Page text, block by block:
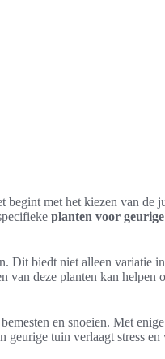
begint met het kiezen van de
planten voor
Dit biedt niet alleen variatie
deze planten kan helpen
en snoeien. Met
tuin verlaagt stress en